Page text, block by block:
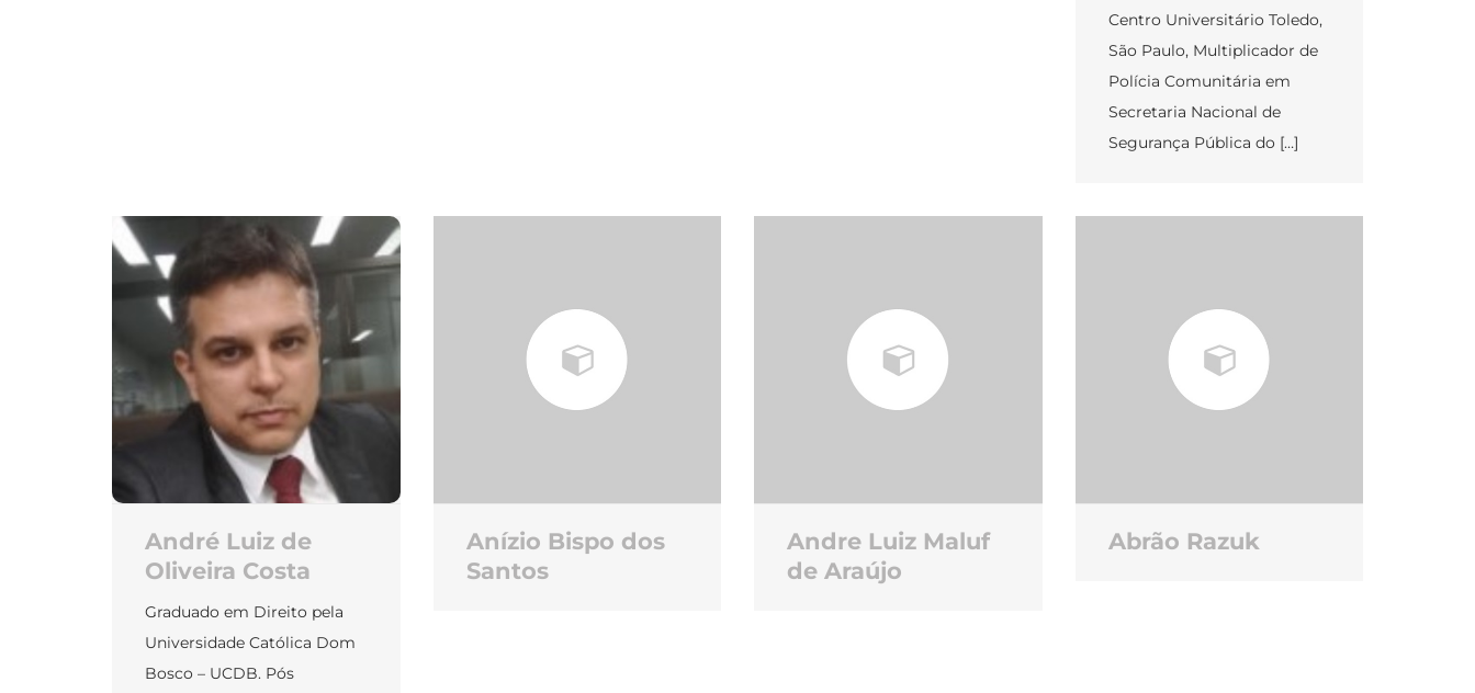
Centro Universitário Toledo,
São Paulo, Multiplicador de
Polícia Comunitária em
Secretaria Nacional de
Segurança Pública do […]
André Luiz de
Oliveira Costa
Graduado em Direito pela
Universidade Católica Dom
Bosco – UCDB. Pós
Anízio Bispo dos
Santos
Andre Luiz Maluf
de Araújo
Abrão Razuk